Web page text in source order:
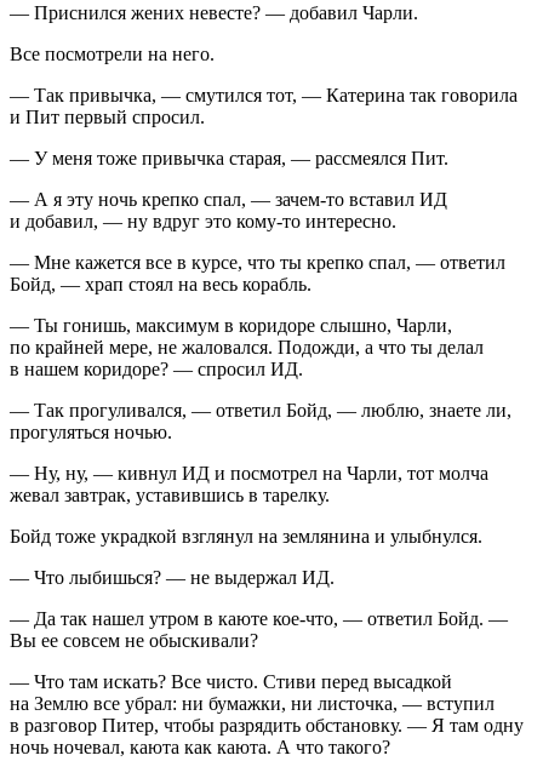
— Приснился жених невесте? — добавил Чарли.
Все посмотрели на него.
— Так привычка, — смутился тот, — Катерина так говорила
и Пит первый спросил.
— У меня тоже привычка старая, — рассмеялся Пит.
— А я эту ночь крепко спал, — зачем-то вставил ИД
и добавил, — ну вдруг это кому-то интересно.
— Мне кажется все в курсе, что ты крепко спал, — ответил
Бойд, — храп стоял на весь корабль.
— Ты гонишь, максимум в коридоре слышно, Чарли,
по крайней мере, не жаловался. Подожди, а что ты делал
в нашем коридоре? — спросил ИД.
— Так прогуливался, — ответил Бойд, — люблю, знаете ли,
прогуляться ночью.
— Ну, ну, — кивнул ИД и посмотрел на Чарли, тот молча
жевал завтрак, уставившись в тарелку.
Бойд тоже украдкой взглянул на землянина и улыбнулся.
— Что лыбишься? — не выдержал ИД.
— Да так нашел утром в каюте кое-что, — ответил Бойд. —
Вы ее совсем не обыскивали?
— Что там искать? Все чисто. Стиви перед высадкой
на Землю все убрал: ни бумажки, ни листочка, — вступил
в разговор Питер, чтобы разрядить обстановку. — Я там одну
ночь ночевал, каюта как каюта. А что такого?